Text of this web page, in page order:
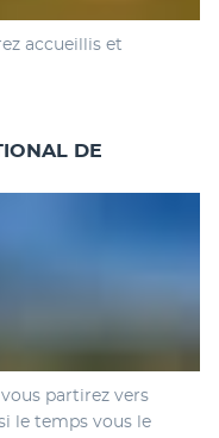
accueillis et
DE
partirez vers
le temps vous le